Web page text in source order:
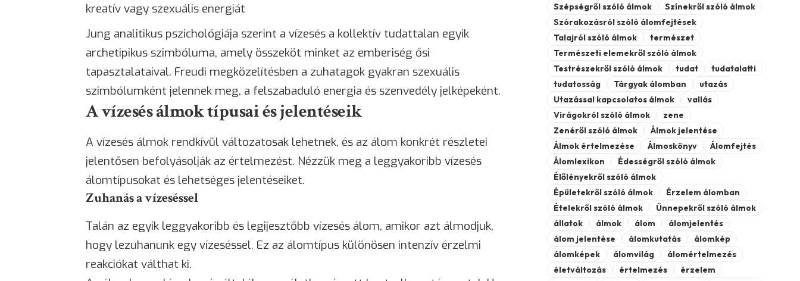
kreatív vagy szexuális energiát
Jung analitikus pszichológiája szerint a vízesés a kollektív tudattalan egyik
archetipikus szimbóluma, amely összeköt minket az emberiség ősi
tapasztalataival. Freudi megközelítésben a zuhatagok gyakran szexuális
szimbólumként jelennek meg, a felszabaduló energia és szenvedély jelképeként.
A vízesés álmok típusai és jelentéseik
A vízesés álmok rendkívül változatosak lehetnek, és az álom konkrét részletei
jelentősen befolyásolják az értelmezést. Nézzük meg a leggyakoribb vízesés
álomtípusokat és lehetséges jelentéseiket.
Zuhanás a vízeséssel
Talán az egyik leggyakoribb és legijesztőbb vízesés álom, amikor azt álmodjuk,
hogy lezuhanunk egy vízeséssel. Ez az álomtípus különösen intenzív érzelmi
reakciókat válthat ki.
Szépségről szóló álmok
Színekről szóló álmok
Szórakozásról szóló álomfejtések
Talajról szóló álmok
természet
Természeti elemekről szóló álmok
Testrészekről szóló álmok
tudat
tudatalatti
tudatosság
Tárgyak álomban
utazás
Utazással kapcsolatos álmok
vallás
Virágokról szóló álmok
zene
Zenéről szóló álmok
Álmok jelentése
Álmok értelmezése
Álmoskönyv
Álomfejtés
Álomlexikon
Édességről szóló álmok
Élőlényekről szóló álmok
Épületekről szóló álmok
Érzelem álomban
Ételekről szóló álmok
Ünnepekről szóló álmok
állatok
álmok álom
álomjelentés
álom jelentése
álomkutatás
álomkép
álomképek
álomvilág
álomértelmezés
életváltozás
értelmezés
érzelem